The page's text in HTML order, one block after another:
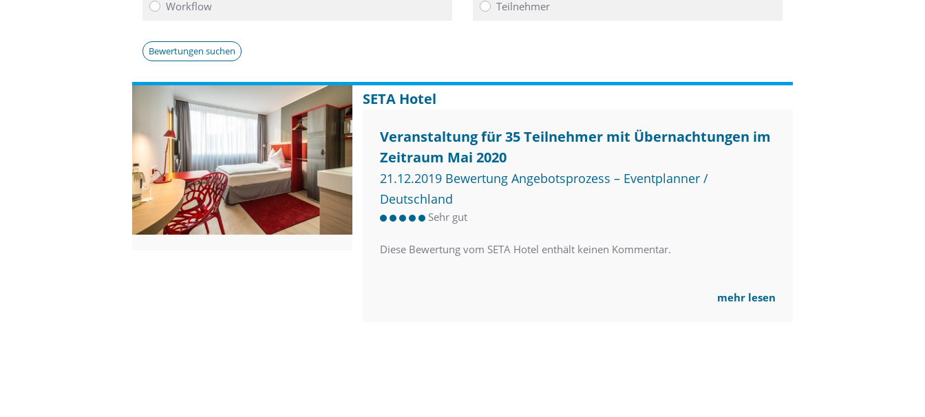
Workflow
Teilnehmer
Bewertungen suchen
SETA Hotel
Veranstaltung für 35 Teilnehmer mit Übernachtungen im
Zeitraum Mai 2020
21.12.2019 Bewertung Angebotsprozess – Eventplanner /
Deutschland
Sehr gut
Diese Bewertung vom SETA Hotel enthält keinen Kommentar.
mehr lesen